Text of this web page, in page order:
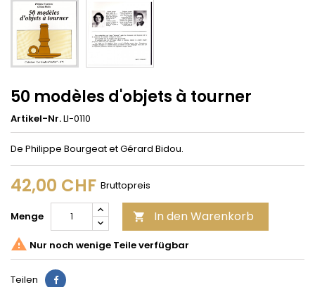
50 modèles d'objets à tourner
Artikel-Nr.LI-0110
De Philippe Bourgeat et Gérard Bidou.
42,00 CHF Bruttopreis
Menge  In den Warenkorb
 Nur noch wenige Teile verfügbar
Teilen Teilen